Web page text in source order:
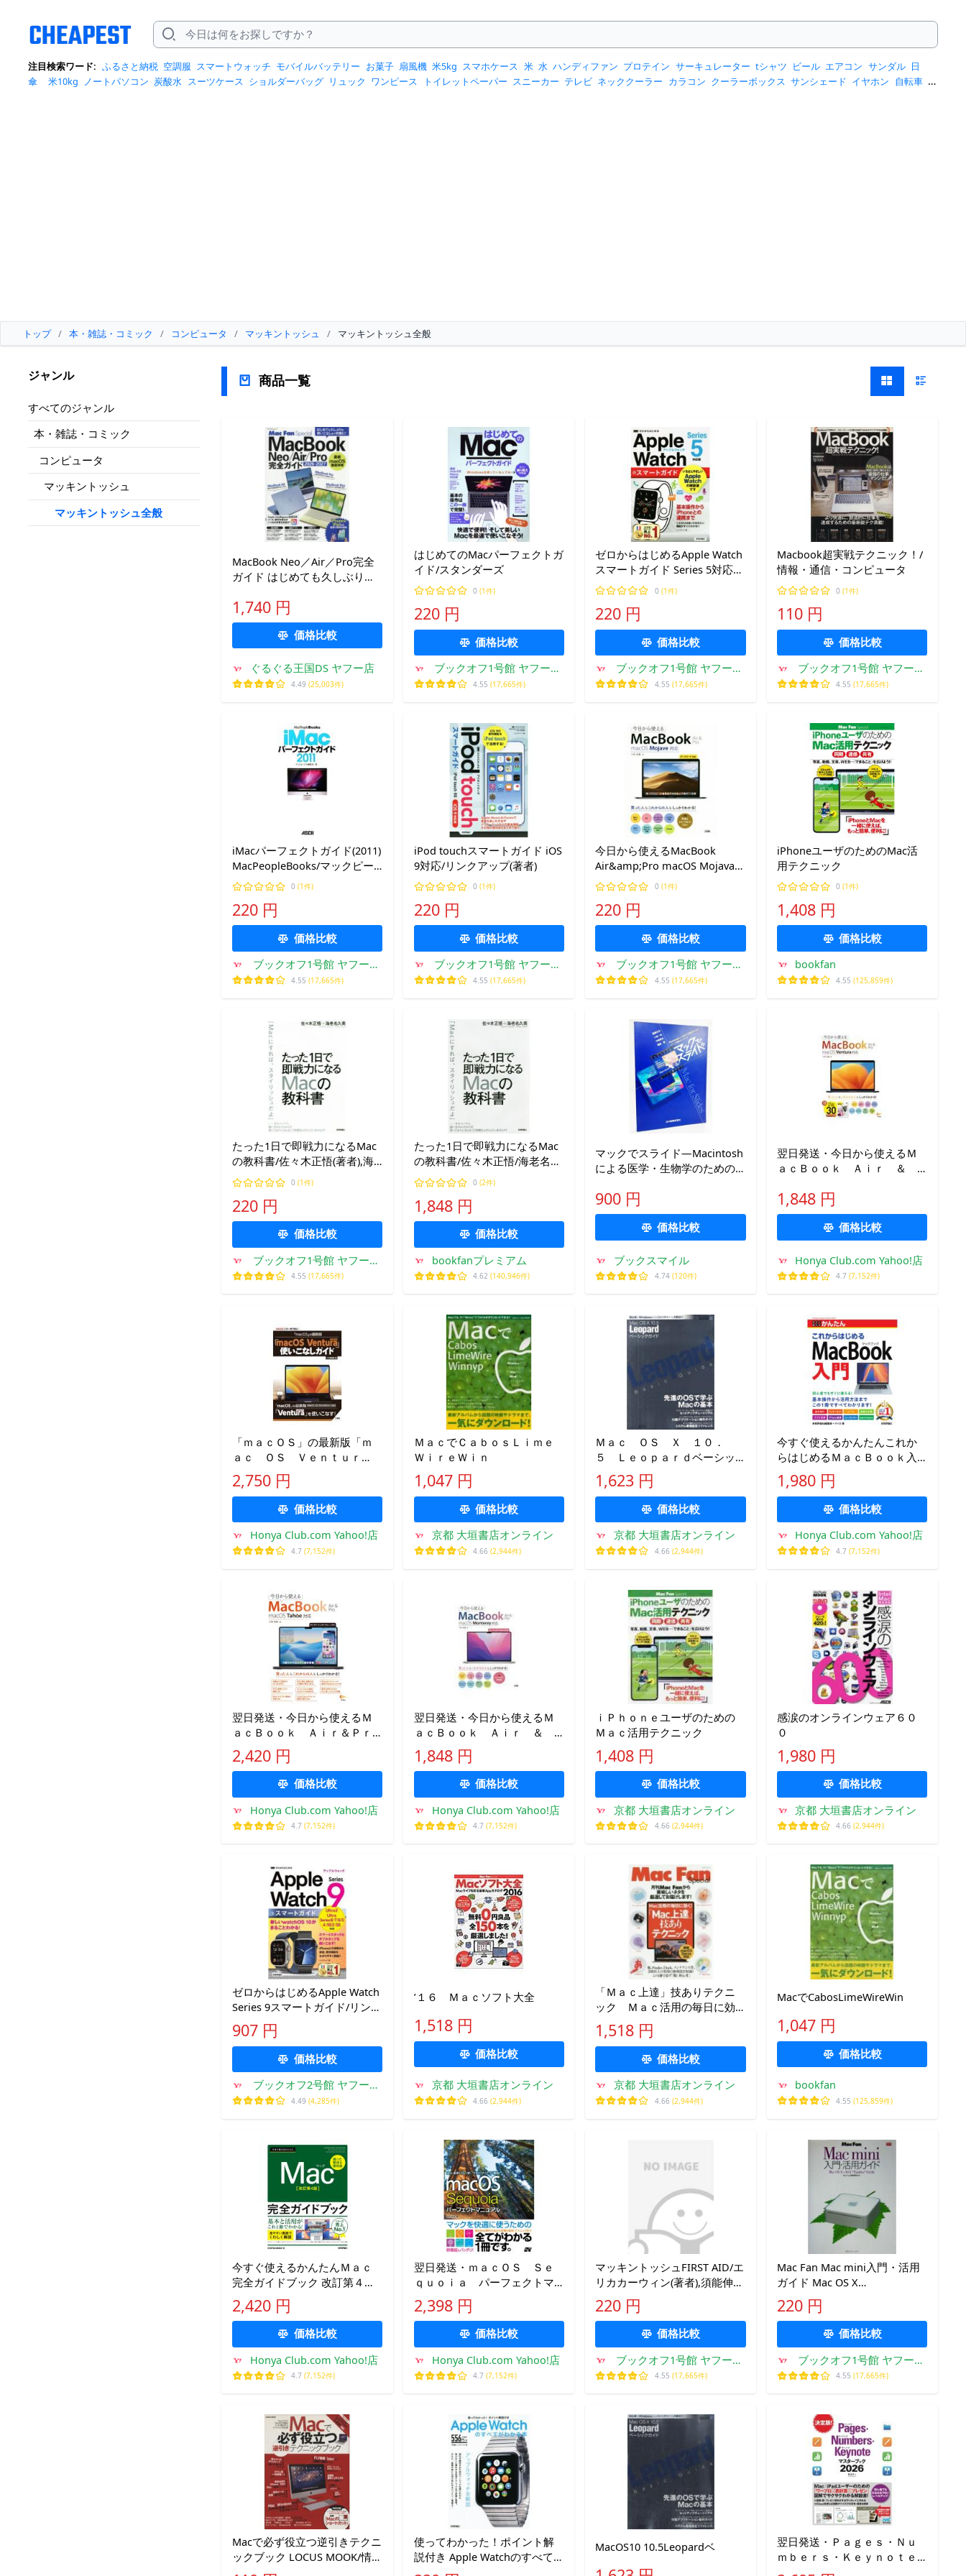
注目検索ワード: ふるさと納税 空調服 スマートウォッチ モバイルバッテリー お菓子 扇風機 米5kg スマホケース 米 水 ハンディファン プロテイン サーキュレーター tシャツ ビール エアコン サンダル 日
傘
米10kg ノートパソコン 炭酸水 スーツケース ショルダーバッグ リュック ワンピース トイレットペーパー スニーカー テレビ ネッククーラー カラコン クーラーボックス サンシェード イヤホン 自転車 ス
トップ / 本・雑誌・コミック / コンピュータ / マッキントッシュ / マッキントッシュ全般
ジャンル
すべてのジャンル
本・雑誌・コミック
コンピュータ
マッキントッシュ
マッキントッシュ全般
商品一覧
MacBook Neo／Air／Pro完全
ガイド はじめても久しぶりも
2027
1,740 円
価格比較
ぐるぐる王国DS ヤフー店
4.49 (25,003件)
はじめてのMacパーフェクトガ
イド/スタンダーズ
0 (1件)
220 円
価格比較
ブックオフ1号館 ヤフーシ
ョッピング店
4.55 (17,665件)
ゼロからはじめるApple Watch
スマートガイド Series 5対応
版/リンクアップ(著者)
0 (1件)
220 円
価格比較
ブックオフ1号館 ヤフーシ
ョッピング店
4.55 (17,665件)
Macbook超実戦テクニック！/
情報・通信・コンピュータ
0 (1件)
110 円
価格比較
ブックオフ1号館 ヤフーシ
ョッピング店
4.55 (17,665件)
iMacパーフェクトガイド(2011)
MacPeopleBooks/マックピー
プル編集部【著】
0 (1件)
220 円
価格比較
ブックオフ1号館 ヤフーシ
ョッピング店
4.55 (17,665件)
iPod touchスマートガイド iOS
9対応/リンクアップ(著者)
0 (1件)
220 円
価格比較
ブックオフ1号館 ヤフーシ
ョッピング店
4.55 (17,665件)
今日から使えるMacBook
Air&amp;Pro macOS Mojava対
応/小枝祐基(著者)
0 (1件)
220 円
価格比較
ブックオフ1号館 ヤフーシ
ョッピング店
4.55 (17,665件)
iPhoneユーザのためのMac活
用テクニック
0 (1件)
1,408 円
価格比較
bookfan
4.55 (125,859件)
たった1日で即戦力になるMac
の教科書/佐々木正悟(著者),海
老名久美(著者)
0 (1件)
220 円
価格比較
ブックオフ1号館 ヤフーシ
ョッピング店
4.55 (17,665件)
たった1日で即戦力になるMac
の教科書/佐々木正悟/海老名久
美
0 (2件)
1,848 円
価格比較
bookfanプレミアム
4.62 (140,946件)
マックでスライド―Macintosh
による医学・生物学のための
橋良治・小松一祐・中嶋秀
夫・関原豊 (著)/ 日本医事新報
900 円
価格比較
ブックスマイル
4.74(120件)
翌日発送・今日から使えるＭ
ａｃＢｏｏｋ Ａｉｒ ＆
1,848 円
価格比較
Honya Club.com Yahoo!店
4.7 (7,152件)
「ｍａｃＯＳ」の最新版「ｍ
ａｃ ＯＳ Ｖｅｎｔｕｒ
ａ」使いこなしガイド/Ｉ／Ｏ
編集部
2,750 円
価格比較
Honya Club.com Yahoo!店
4.7 (7,152件)
ＭａｃでＣａｂｏｓＬｉｍｅ
ＷｉｒｅＷｉｎ
1,047 円
価格比較
京都 大垣書店オンライン
4.66 (2,944件)
Ｍａｃ ＯＳ Ｘ １０．
５ Ｌｅｏｐａｒｄベーシッ
クガイド
1,623 円
価格比較
京都 大垣書店オンライン
4.66 (2,944件)
今すぐ使えるかんたんこれか
らはじめるＭａｃＢｏｏｋ入
門/技術評論社編集部
1,980 円
価格比較
Honya Club.com Yahoo!店
4.7 (7,152件)
翌日発送・今日から使えるＭ
ａｃＢｏｏｋ Ａｉｒ＆Ｐｒ
ｏ/小枝祐基
2,420 円
価格比較
Honya Club.com Yahoo!店
4.7 (7,152件)
翌日発送・今日から使えるＭ
ａｃＢｏｏｋ Ａｉｒ ＆
Ｐｒｏ/小枝祐基
1,848 円
価格比較
Honya Club.com Yahoo!店
4.7 (7,152件)
ｉＰｈｏｎｅユーザのための
Ｍａｃ活用テクニック
1,408 円
価格比較
京都 大垣書店オンライン
4.66 (2,944件)
感涙のオンラインウェア６０
０
1,980 円
価格比較
京都 大垣書店オンライン
4.66 (2,944件)
ゼロからはじめるApple Watch
Series 9スマートガイド/リンク
アップ(著者)
907 円
価格比較
ブックオフ2号館 ヤフーシ
ョッピング店
4.49 (4,285件)
’１６ Ｍａｃソフト大全
1,518 円
価格比較
京都 大垣書店オンライン
4.66 (2,944件)
「Ｍａｃ上達」技ありテクニ
ック Ｍａｃ活用の毎日に効
く！
1,518 円
価格比較
京都 大垣書店オンライン
4.66 (2,944件)
MacでCabosLimeWireWin
1,047 円
価格比較
bookfan
4.55 (125,859件)
今すぐ使えるかんたんＭａｃ
完全ガイドブック 改訂第４版/
技術評論社編集部
2,420 円
価格比較
Honya Club.com Yahoo!店
4.7 (7,152件)
翌日発送・ｍａｃＯＳ Ｓｅ
ｑｕｏｉａ パーフェクトマ
ニュアル/井村克也
2,398 円
価格比較
Honya Club.com Yahoo!店
4.7 (7,152件)
マッキントッシュFIRST AID/エ
リカカーウィン(著者),須能伸治
(訳者)
220 円
価格比較
ブックオフ1号館 ヤフーシ
ョッピング店
4.55 (17,665件)
Mac Fan Mac mini入門・活用
ガイド Mac OS X
v10.3“Panther”対応版 Mac Fan
BOOKS/MacFan書籍編集部(
220 円
価格比較
ブックオフ1号館 ヤフーシ
ョッピング店
4.55 (17,665件)
Macで必ず役立つ逆引きテクニ
ックブック LOCUS MOOK/情
報・通信・コンピュータ
使ってわかった！ポイント解
説付き Apple Watchのすべてが
わかる本/中筋義人(著者),エデ
MacOS10 10.5Leopardベ
翌日発送・Ｐａｇｅｓ・Ｎｕ
ｍｂｅｒｓ・Ｋｅｙｎｏｔｅ
マスターブック ２０２６/東弘